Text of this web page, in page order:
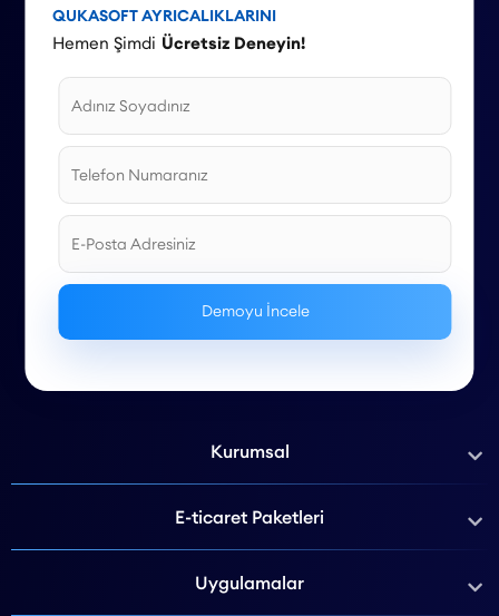
QUKASOFT AYRICALIKLARINI
Hemen Şimdi Ücretsiz Deneyin!
Kurumsal
E-ticaret Paketleri
Uygulamalar